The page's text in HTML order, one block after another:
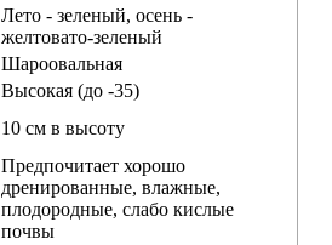
Лето - зеленый, осень -
желтовато-зеленый
Шароовальная
Высокая (до -35)
10 см в высоту
Предпочитает хорошо
дренированные, влажные,
плодородные, слабо кислые
почвы